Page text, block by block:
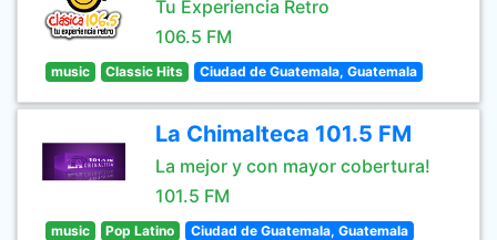
Tu Experiencia Retro
106.5 FM
music Classic Hits Ciudad de Guatemala, Guatemala
La Chimalteca 101.5 FM
La mejor y con mayor cobertura!
101.5 FM
music Pop Latino Ciudad de Guatemala, Guatemala